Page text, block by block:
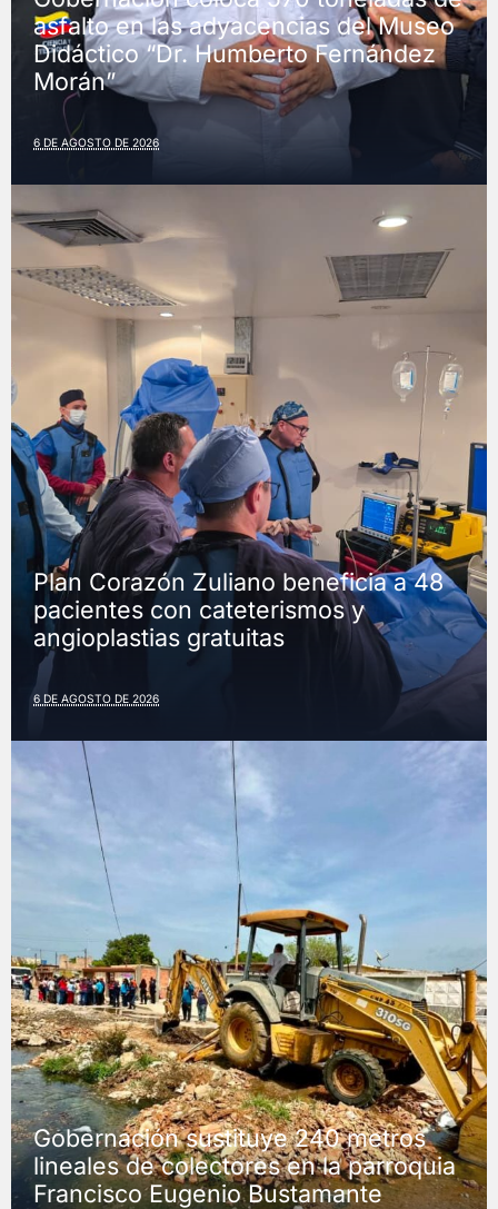
asfalto en las adyacencias del Museo
Didáctico “Dr. Humberto Fernández
Morán”
6 DE AGOSTO DE 2026
Plan Corazón Zuliano beneficia a 48
pacientes con cateterismos y
angioplastias gratuitas
6 DE AGOSTO DE 2026
Gobernación sustituye 240 metros
lineales de colectores en la parroquia
Francisco Eugenio Bustamante